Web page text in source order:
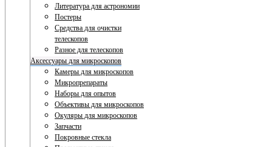
Литература для астрономии
Постеры
Средства для очистки
телескопов
Разное для телескопов
Аксессуары для микроскопов
Камеры для микроскопов
Микропрепараты
Наборы для опытов
Объективы для микроскопов
Окуляры для микроскопов
Запчасти
Покровные стекла